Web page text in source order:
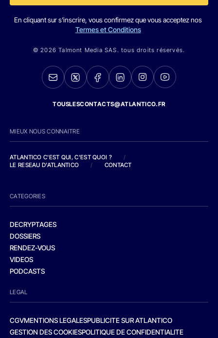
En cliquant sur s'inscrire, vous confirmez que vous acceptez nos
Termes et Conditions
© 2026 Talmont Media SAS. tous droits réservés.
TOUSLESCONTACTS@ATLANTICO.FR
MIEUX NOUS CONNAITRE
ATLANTICO C'EST QUI, C'EST QUOI ?
/
LE RESEAU D'ATLANTICO
/ CONTACT
CATEGORIES
DECRYPTAGES
DOSSIERS
RENDEZ-VOUS
VIDEOS
PODCASTS
LEGAL
CGVMENTIONS LEGALESPUBLICITE SUR ATLANTICO
GESTION DES COOKIESPOLITIQUE DE CONFIDENTIALITE